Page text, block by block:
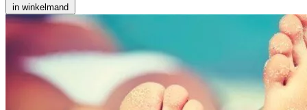
in winkelmand